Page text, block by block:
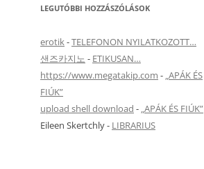
LEGUTÓBBI HOZZÁSZÓLÁSOK
erotik-TELEFONON NYILATKOZOTT…
샌즈카지노 - ETIKUSAN…
https://www.megatakip.com - „APÁK ÉS
FIÚK”
upload shell download - „APÁK ÉS FIÚK”
Eileen Skertchly- LIBRARIUS